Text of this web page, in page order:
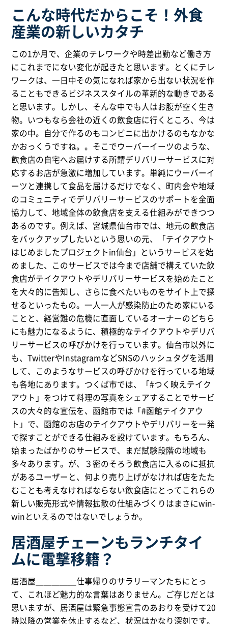
こんな時代だからこそ！外食
産業の新しいカタチ
この1か月で、企業のテレワークや時差出勤など働き方
にこれまでにない変化が起きたと思います。とくにテレ
ワークは、一日中その気になれば家から出ない状況を作
ることもできるビジネススタイルの革新的な動きである
と思います。しかし、そんな中でも人はお腹が空く生き
物。いつもなら会社の近くの飲食店に行くところ、今は
家の中。自分で作るのもコンビニに出かけるのもなかな
かおっくうですね。。そこでウーバーイーツのような、
飲食店の自宅へお届けする所謂デリバリーサービスに対
応するお店が急激に増加しています。単純にウーバーイ
ーツと連携して食品を届けるだけでなく、町内会や地域
のコミュニティでデリバリーサービスのサポートを全面
協力して、地域全体の飲食店を支える仕組みができつつ
あるのです。例えば、宮城県仙台市では、地元の飲食店
をバックアップしたいという思いの元、「テイクアウト
はじめましたプロジェクトin仙台」というサービスを始
めました、このサービスでは今まで店舗で構えていた飲
食店がテイクアウトやデリバリーサービスを始めたこと
を大々的に告知し、さらに食べたいものをサイト上で探
せるといったもの。一人一人が感染防止のため家にいる
ことと、経営難の危機に直面しているオーナーのどちら
にも魅力になるように、積極的なテイクアウトやデリバ
リーサービスの呼びかけを行っています。仙台市以外に
も、TwitterやInstagramなどSNSのハッシュタグを活用
して、このようなサービスの呼びかけを行っている地域
も各地にあります。つくば市では、「#つく映えテイク
アウト」をつけて料理の写真をシェアすることでサービ
スの大々的な宣伝を、函館市では「#函館テイクアウ
ト」で、函館のお店のテイクアウトやデリバリーを一発
で探すことができる仕組みを設けています。もちろん、
始まったばかりのサービスで、まだ試験段階の地域も
多々あります。が、３密のそろう飲食店に入るのに抵抗
があるユーザーと、何より売り上げがなければ店をたた
むことも考えなければならない飲食店にとってこれらの
新しい販売形式や情報拡散の仕組みづくりはまさにwin-
winといえるのではないでしょうか。
居酒屋チェーンもランチタイ
ムに電撃移籍？
居酒屋＿＿＿＿＿仕事帰りのサラリーマンたちにとっ
て、これほど魅力的な言葉はありません。ご存じだとは
思いますが、居酒屋は緊急事態宣言のあおりを受けて20
時以降の営業を休止するなど、状況はかなり深刻です。